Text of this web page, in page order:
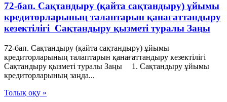
72-бап. Сақтандыру (қайта сақтандыру) ұйымы
кредиторларының талаптарын қанағаттандыру
кезектiлiгi Сақтандыру қызметі туралы Заңы
72-бап. Сақтандыру (қайта сақтандыру) ұйымы
кредиторларының талаптарын қанағаттандыру кезектiлiгi
Сақтандыру қызметі туралы Заңы 1. Сақтандыру ұйымы
кредиторларының заңда...
Толық оқу »